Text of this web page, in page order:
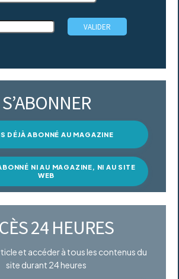
S’ABONNER
DÉJÀ ABONNÉ AU MAGAZINE
NI AU MAGAZINE, NI AU SITE
WEB
24 HEURES
et accéder à tous les contenus du
site durant 24 heures